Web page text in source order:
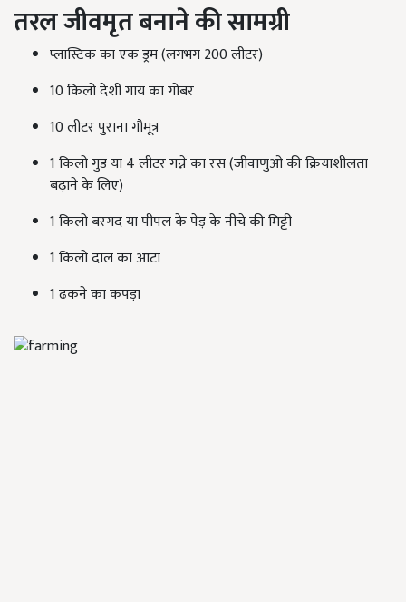
तरल जीवमृत बनाने की सामग्री
प्लास्टिक का एक ड्रम (लगभग 200 लीटर)
10 किलो देशी गाय का गोबर
10 लीटर पुराना गौमूत्र
1 किलो गुड या 4 लीटर गन्ने का रस (जीवाणुओ की क्रियाशीलता
बढ़ाने के लिए)
1 किलो बरगद या पीपल के पेड़ के नीचे की मिट्टी
1 किलो दाल का आटा
1 ढकने का कपड़ा